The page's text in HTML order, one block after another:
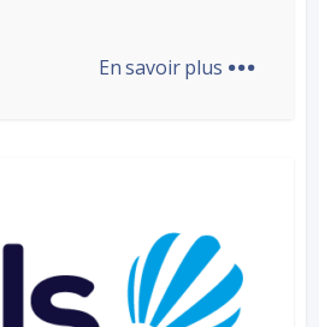
En savoir plus ...